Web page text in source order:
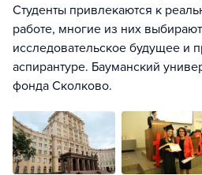
Студенты привлекаются к
работе, многие из них
исследовательское будущее и
аспирантуре. Бауманский
фонда Сколково.